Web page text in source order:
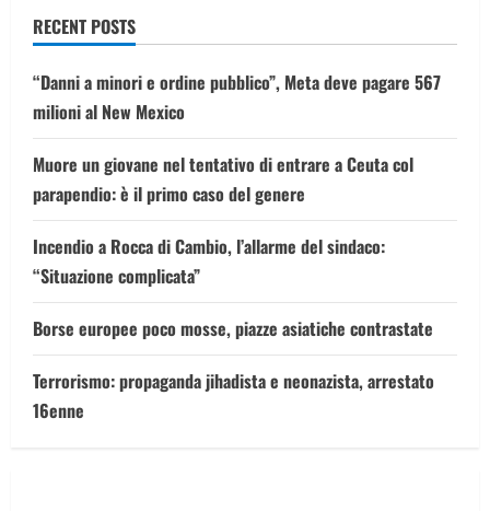
RECENT POSTS
“Danni a minori e ordine pubblico”, Meta deve pagare 567
milioni al New Mexico
Muore un giovane nel tentativo di entrare a Ceuta col
parapendio: è il primo caso del genere
Incendio a Rocca di Cambio, l’allarme del sindaco:
“Situazione complicata”
Borse europee poco mosse, piazze asiatiche contrastate
Terrorismo: propaganda jihadista e neonazista, arrestato
16enne